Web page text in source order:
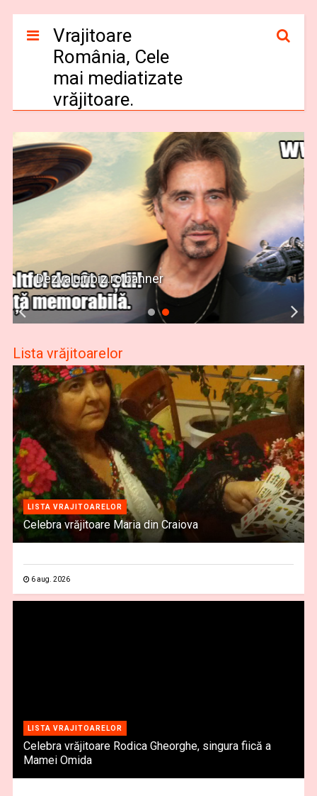
Vrajitoare
România, Cele
mai mediatizate
vrăjitoare.
Dezvaluiribiz.ro banner
Lista vrăjitoarelor
LISTA VRAJITOARELOR
Celebra vrăjitoare Maria din Craiova
6 aug. 2026
LISTA VRAJITOARELOR
Celebra vrăjitoare Rodica Gheorghe, singura fiică a
Mamei Omida